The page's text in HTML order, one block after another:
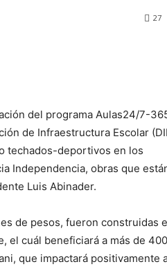
27
del programa Aulas24/7-
de Infraestructura Escolar
techados-deportivos en los
Independencia, obras que
Luis Abinader.
de pesos, fueron construidas
el cuál beneficiará a más de 400
que impactará positivamente